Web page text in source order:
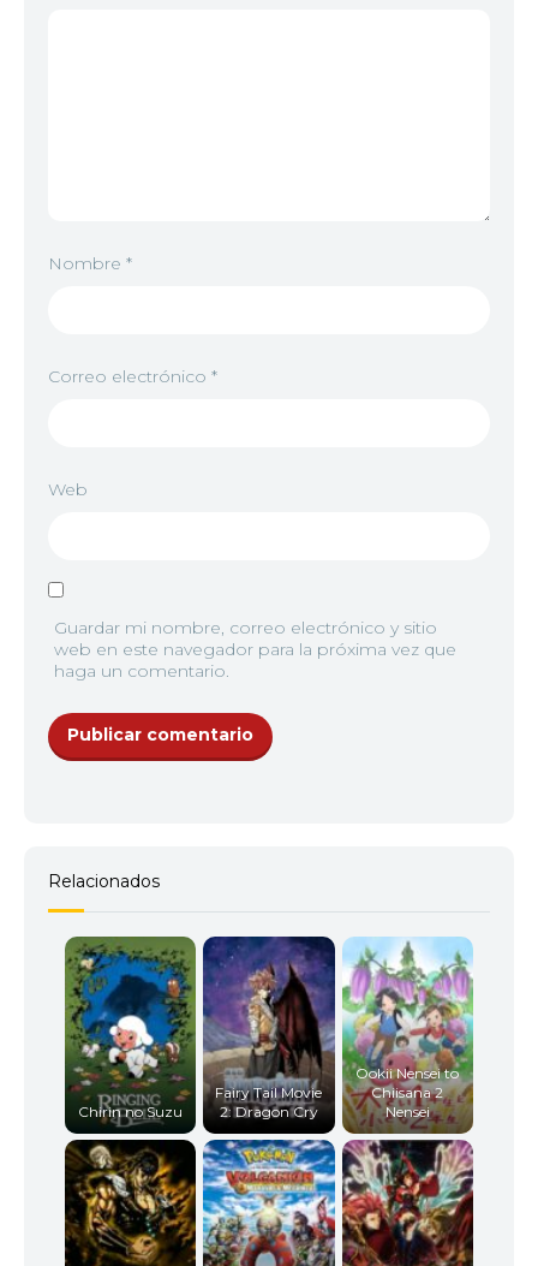
Nombre *
Correo electrónico *
Web
Guardar mi nombre, correo electrónico y sitio
web en este navegador para la próxima vez que
haga un comentario.
Relacionados
Chirin no Suzu
Fairy Tail Movie
2: Dragon Cry
Ookii Nensei to
Chiisana 2
Nensei